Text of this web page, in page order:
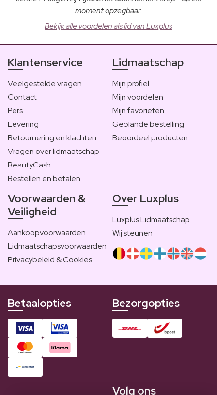
moment opzegbaar.
Bekijk alle voordelen als lid van Luxplus
Klantenservice
Veelgestelde vragen
Contact
Pers
Levering
Retournering en klachten
Vragen over lidmaatschap
BeautyCash
Bestellen en betalen
Lidmaatschap
Mijn profiel
Mijn voordelen
Mijn favorieten
Geplande bestelling
Beoordeel producten
Voorwaarden &
Veiligheid
Aankoopvoorwaarden
Lidmaatschapsvoorwaarden
Privacybeleid & Cookies
Over Luxplus
Luxplus Lidmaatschap
Wij steunen
Betaalopties Bezorgopties
Volg ons